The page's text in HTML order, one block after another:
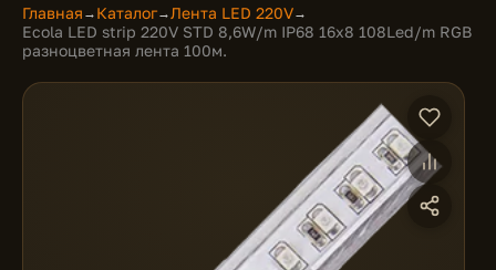
Главная → Каталог→Лента LED 220V→
Ecola LED strip 220V STD 8,6W/m IP68 16x8 108Led/m RGB
разноцветная лента 100м.